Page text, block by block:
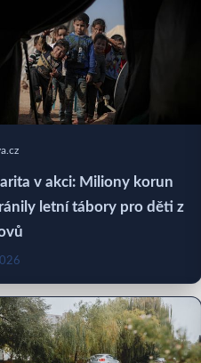
v akci: Miliony korun
letní tábory pro děti z